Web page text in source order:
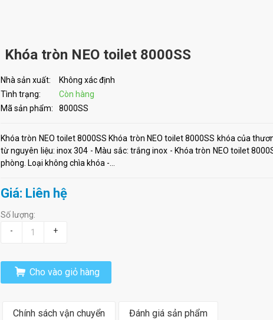
Khóa tròn NEO toilet 8000SS
Nhà sản xuất:
Không xác định
Tình trạng:
Còn hàng
Mã sản phẩm:
8000SS
Khóa tròn NEO toilet 8000SS Khóa tròn NEO toilet 8000SS khóa của
từ nguyên liệu: inox 304 - Màu sắc: trắng inox - Khóa tròn NEO toilet
phòng. Loại không chìa khóa -...
Giá: Liên hệ
Số lượng:
-
+
Cho vào giỏ hàng
Chính sách vận chuyển Đánh giá sản phẩm